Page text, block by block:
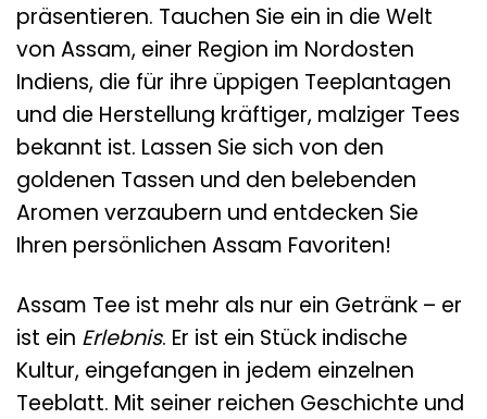
präsentieren. Tauchen Sie ein in die Welt
von Assam, einer Region im Nordosten
Indiens, die für ihre üppigen Teeplantagen
und die Herstellung kräftiger, malziger Tees
bekannt ist. Lassen Sie sich von den
goldenen Tassen und den belebenden
Aromen verzaubern und entdecken Sie
Ihren persönlichen Assam Favoriten!
Assam Tee ist mehr als nur ein Getränk – er
ist ein Erlebnis. Er ist ein Stück indische
Kultur, eingefangen in jedem einzelnen
Teeblatt. Mit seiner reichen Geschichte und